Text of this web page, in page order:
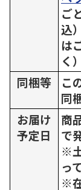
ご
込
は
く）
同梱等
こ
同
お届け
予定日
商
で
※
っ
※